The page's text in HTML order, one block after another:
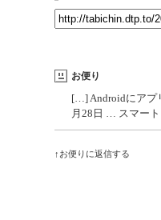
お便り
[…] Androidにアプ
月28日 … スマー
↑お便りに返信する